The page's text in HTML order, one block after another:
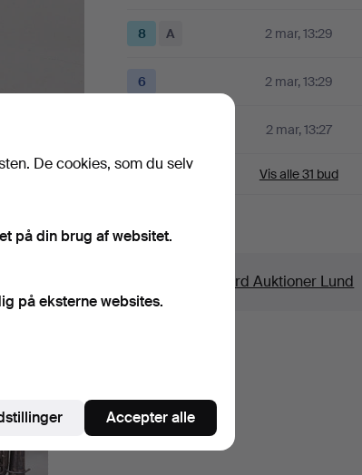
8 A 2 mar, 13:29
6 2 mar, 13:29
2 mar, 13:27
Vis alle 31 bud
Detaljer
Crafoord Auktioner Lund
De cookies, som du selv
på din brug af websitet.
på eksterne websites.
Accepter alle